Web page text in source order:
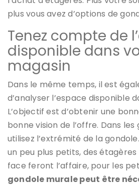
plus vous avez d’options de
Tenez compte de
disponible dans
magasin
Dans le même temps, il est
d’analyser l’espace disponible
L’objectif est d’obtenir une
bonne vision de l’offre. Dans
utilisez l’extrémité de la
un peu plus petits, des
face feront l’affaire, pour les
gondole murale peut être